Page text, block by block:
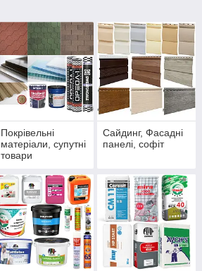
Покрівельні
матеріали, супутні
товари
Сайдинг, Фасадні
панелі, софіт